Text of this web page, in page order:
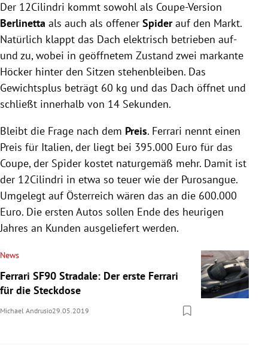
Der 12Cilindri kommt sowohl als Coupe-Version
Berlinetta als auch als offener Spiderauf den Markt.
Natürlich klappt das Dach elektrisch betrieben auf-
und zu, wobei in geöffnetem Zustand zwei markante
Höcker hinter den Sitzen stehenbleiben. Das
Gewichtsplus beträgt 60 kg und das Dach öffnet und
schließt innerhalb von 14 Sekunden.
Bleibt die Frage nach dem Preis. Ferrari nennt einen
Preis für Italien, der liegt bei 395.000 Euro für das
Coupe, der Spider kostet naturgemäß mehr. Damit ist
der 12Cilindri in etwa so teuer wie der Purosangue.
Umgelegt auf Österreich wären das an die 600.000
Euro. Die ersten Autos sollen Ende des heurigen
Jahres an Kunden ausgeliefert werden.
News
Ferrari SF90 Stradale: Der erste Ferrari
für die Steckdose
Michael Andrusio29.05.2019